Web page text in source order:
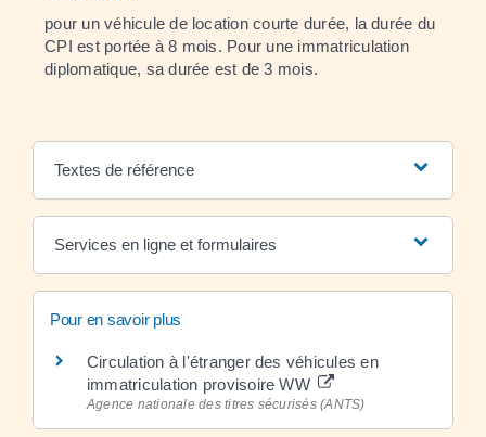
pour un véhicule de location courte durée, la durée du
CPI est portée à 8 mois. Pour une immatriculation
diplomatique, sa durée est de 3 mois.
Textes de référence
Services en ligne et formulaires
Pour en savoir plus
Circulation à l'étranger des véhicules en
immatriculation provisoire WW
Agence nationale des titres sécurisés (ANTS)